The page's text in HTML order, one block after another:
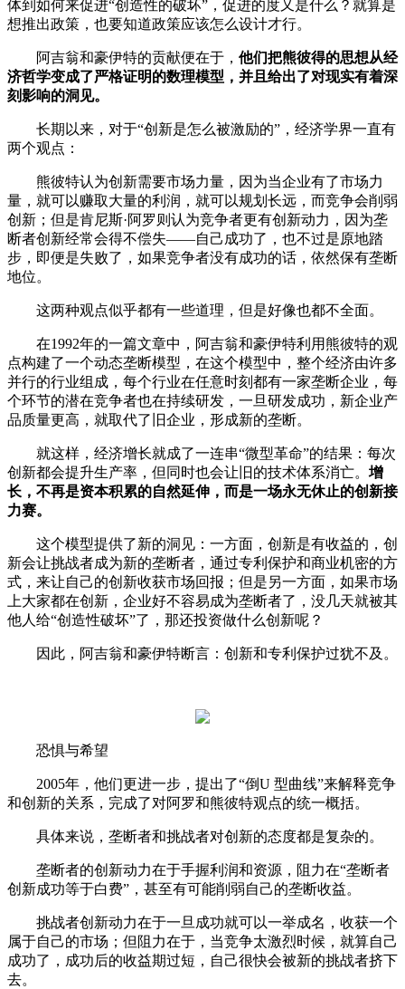
体到如何来促进“创造性的破坏”，促进的度又是什么？就算是
想推出政策，也要知道政策应该怎么设计才行。
阿吉翁和豪伊特的贡献便在于， 他们把熊彼得的思想从经
济哲学变成了严格证明的数理模型，并且给出了对现实有着深
刻影响的洞见。
长期以来，对于“创新是怎么被激励的”，经济学界一直有
两个观点：
熊彼特认为创新需要市场力量，因为当企业有了市场力
量，就可以赚取大量的利润，就可以规划长远，而竞争会削弱
创新；但是肯尼斯·阿罗则认为竞争者更有创新动力，因为垄
断者创新经常会得不偿失——自己成功了，也不过是原地踏
步，即便是失败了，如果竞争者没有成功的话，依然保有垄断
地位。
这两种观点似乎都有一些道理，但是好像也都不全面。
在1992年的一篇文章中，阿吉翁和豪伊特利用熊彼特的观
点构建了一个动态垄断模型，在这个模型中，整个经济由许多
并行的行业组成，每个行业在任意时刻都有一家垄断企业，每
个环节的潜在竞争者也在持续研发，一旦研发成功，新企业产
品质量更高，就取代了旧企业，形成新的垄断。
就这样，经济增长就成了一连串“微型革命”的结果：每次
创新都会提升生产率，但同时也会让旧的技术体系消亡。 增
长，不再是资本积累的自然延伸，而是一场永无休止的创新接
力赛。
这个模型提供了新的洞见：一方面，创新是有收益的，创
新会让挑战者成为新的垄断者，通过专利保护和商业机密的方
式，来让自己的创新收获市场回报；但是另一方面，如果市场
上大家都在创新，企业好不容易成为垄断者了，没几天就被其
他人给“创造性破坏”了，那还投资做什么创新呢？
因此，阿吉翁和豪伊特断言：创新和专利保护过犹不及。
恐惧与希望
2005年，他们更进一步，提出了“倒U 型曲线”来解释竞争
和创新的关系，完成了对阿罗和熊彼特观点的统一概括。
具体来说，垄断者和挑战者对创新的态度都是复杂的。
垄断者的创新动力在于手握利润和资源，阻力在“垄断者
创新成功等于白费”，甚至有可能削弱自己的垄断收益。
挑战者创新动力在于一旦成功就可以一举成名，收获一个
属于自己的市场；但阻力在于，当竞争太激烈时候，就算自己
成功了，成功后的收益期过短，自己很快会被新的挑战者挤下
去。